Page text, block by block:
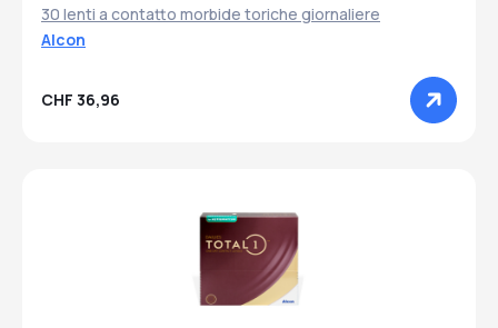
30 lenti a contatto morbide toriche giornaliere
Alcon
CHF 36,96